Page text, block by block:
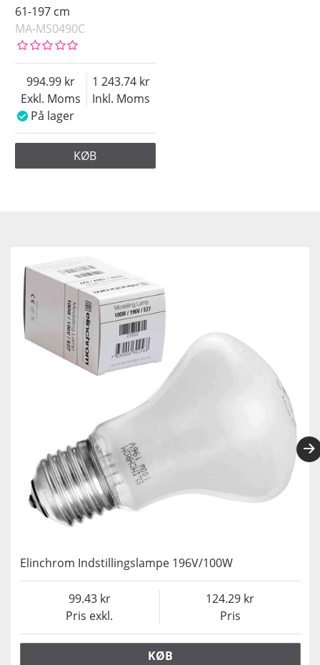
61-197 cm
MA-MS0490C
Exkl. Moms
994.99
Inkl. Moms
1 243.74
På lager
KØB
Elinchrom Indstillingslampe 196V/100W
Pris exkl.
99.43
Pris
124.29
KØB